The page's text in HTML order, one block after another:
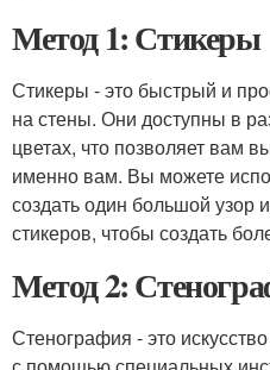
Метод 1: Стикеры
Стикеры - это быстрый и
на стены. Они доступны в
цветах, что позволяет вам
именно вам. Вы можете
создать один большой узор
стикеров, чтобы создать
Метод 2:
Стенография - это